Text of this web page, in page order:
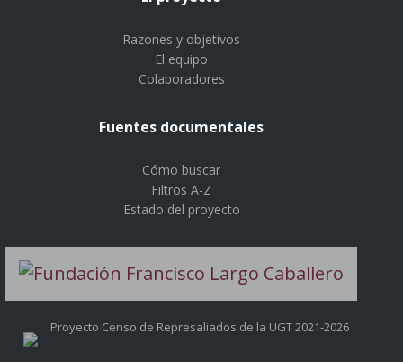
Razones y objetivos
El equipo
Colaboradores
Fuentes documentales
Cómo buscar
Filtros A-Z
Estado del proyecto
Proyecto Censo de Represaliados de la UGT 2021-2026